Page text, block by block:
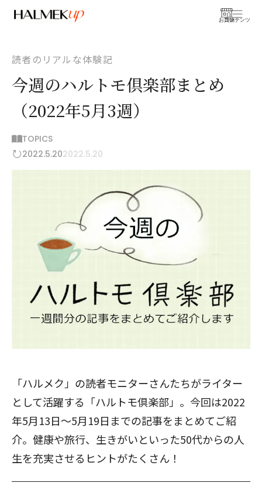
お買物
コンテンツ
読者のリアルな体験記
今週のハルトモ倶楽部まとめ
（2022年5月3週）
TOPICS
2022.5.202022.5.20
「ハルメク」の読者モニターさんたちがライター
として活躍する「ハルトモ倶楽部」。今回は2022
年5月13日～5月19日までの記事をまとめてご紹
介。健康や旅行、生きがいといった50代からの人
生を充実させるヒントがたくさん！